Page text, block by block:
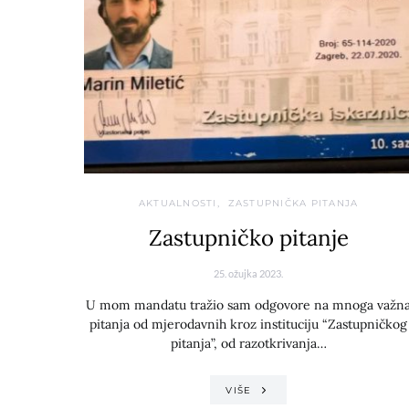
AKTUALNOSTI ZASTUPNIČKA PITANJA
Zastupničko pitanje
25. ožujka 2023.
U mom mandatu tražio sam odgovore na mnoga
pitanja od mjerodavnih kroz instituciju “Zastupničkog
pitanja”, od razotkrivanja…
VIŠE